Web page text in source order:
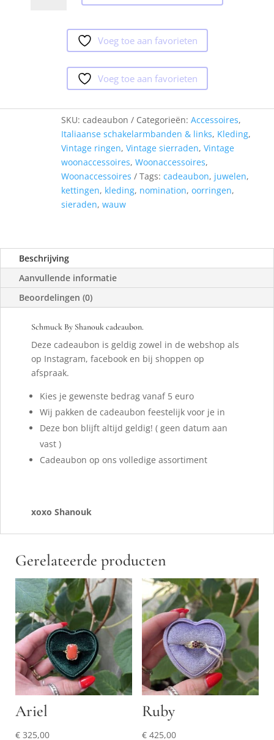
Voeg toe aan favorieten
Voeg toe aan favorieten
SKU: cadeaubon Categorieën: Accessoires,
Italiaanse schakelarmbanden & links, Kleding,
Vintage ringen, Vintage sierraden, Vintage
woonaccessoires, Woonaccessoires,
Woonaccessoires
Tags: cadeaubon, juwelen,
kettingen, kleding, nomination, oorringen,
sieraden, wauw
Beschrijving
Aanvullende informatie
Beoordelingen (0)
Schmuck By Shanouk cadeaubon.
Deze cadeaubon is geldig zowel in de webshop als
op Instagram, facebook en bij shoppen op
afspraak.
Kies je gewenste bedrag vanaf 5 euro
Wij pakken de cadeaubon feestelijk voor je in
Deze bon blijft altijd geldig! ( geen datum aan
vast )
Cadeaubon op ons volledige assortiment
xoxo Shanouk
Gerelateerde producten
Ariel
€ 325,00
Ruby
€425,00